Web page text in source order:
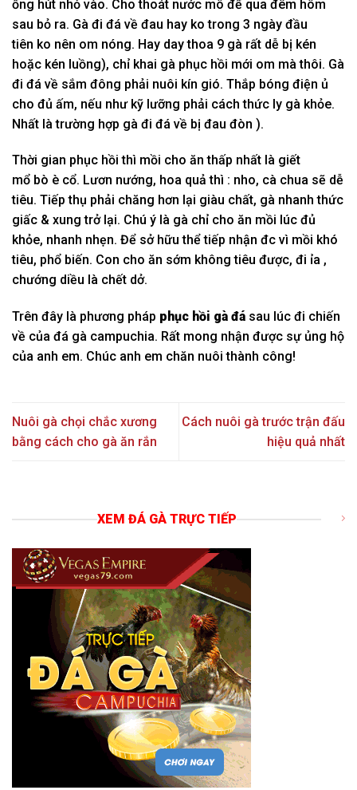
ống hút nhỏ vào. Cho thoát nước mô để qua đêm hôm
sau bỏ ra. Gà đi đá về đau hay ko trong 3 ngày đầu
tiên ko nên om nóng. Hay daythoa 9 gà rất dễ bị kén
hoặc kén luồng), chỉ khai gà phục hồi mới om mà thôi. Gà
đi đá về sắm đông phải nuôi kín gió. Thắp bóng điện ủ
cho đủ ấm, nếu như kỹ lưỡng phải cách thức ly gà khỏe.
Nhất là trường hợp gà đi đá về bị đau đòn ).
Thời gian phục hồi thì mồi cho ănthấp nhất là giết
mổ bò è cổ. Lươn nướng, hoa quả thì : nho, cà chua sẽ dễ
tiêu. Tiếp thụ phải chăng hơn lại giàu chất, gà nhanhthức
giấc & xung trở lại. Chú ý là gà chỉ cho ăn mồi lúc đủ
khỏe, nhanh nhẹn. Để sở hữu thểtiếp nhận đc vì mồi khó
tiêu, phổ biến. Con cho ăn sớm không tiêu được, đi ỉa ,
chướng diều là chết dở.
Trên đây là phương pháp phục hồi gà đá sau lúc đi chiến
về của đá gà campuchia. Rất mong nhận được sự ủng hộ
của anh em. Chúc anh em chăn nuôi thành công!
Nuôi gà chọi chắc xương
bằng cách cho gà ăn rắn
Cách nuôi gà trước trận đấu
hiệu quả nhất
XEM ĐÁ GÀ TRỰC TIẾP